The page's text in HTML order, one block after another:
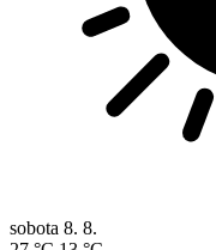
sobota 8. 8.